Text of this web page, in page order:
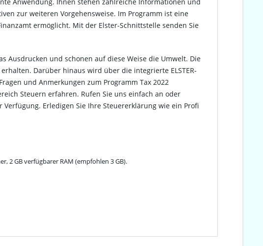
zur weiteren Vorgehensweise. Im Programm ist eine
ermöglicht. Mit der Elster-Schnittstelle senden Sie
Ausdrucken und schonen auf diese Weise die Umwelt. Die
Darüber hinaus wird über die integrierte ELSTER-
und Anmerkungen zum Programm Tax 2022
Steuern erfahren. Rufen Sie uns einfach an oder
Erledigen Sie Ihre Steuererklärung wie ein Profi
2 GB verfügbarer RAM (empfohlen 3 GB).